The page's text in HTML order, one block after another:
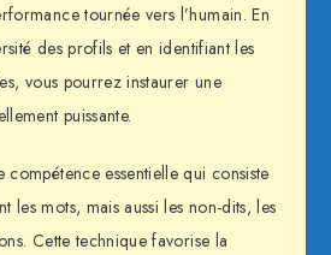
tournée vers l’humain. En
des profils et en identifiant les
vous pourrez instaurer une
puissante.
compétence essentielle qui consiste
les mots, mais aussi les non-dits, les
Cette technique favorise la